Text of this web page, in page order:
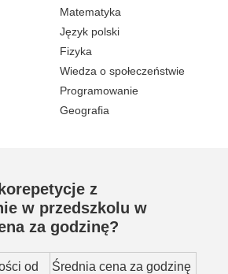
Matematyka
Język polski
Fizyka
Wiedza o społeczeństwie
Programowanie
Geografia
z
w przedszkolu w
za godzinę?
od
Średnia cena za godzinę